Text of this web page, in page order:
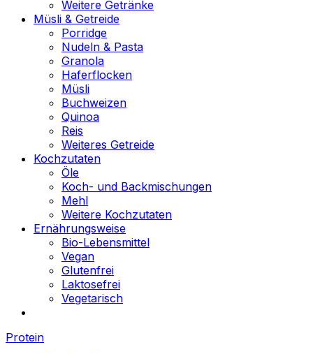
Weitere Getränke
Müsli & Getreide
Porridge
Nudeln & Pasta
Granola
Haferflocken
Müsli
Buchweizen
Quinoa
Reis
Weiteres Getreide
Kochzutaten
Öle
Koch- und Backmischungen
Mehl
Weitere Kochzutaten
Ernährungsweise
Bio-Lebensmittel
Vegan
Glutenfrei
Laktosefrei
Vegetarisch
Protein